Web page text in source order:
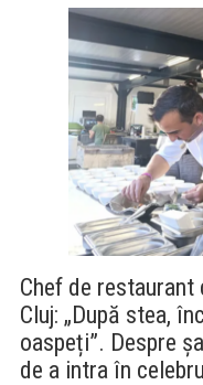
Chef de
Cluj: „După stea,
oaspeți”. Despre
de a intra în